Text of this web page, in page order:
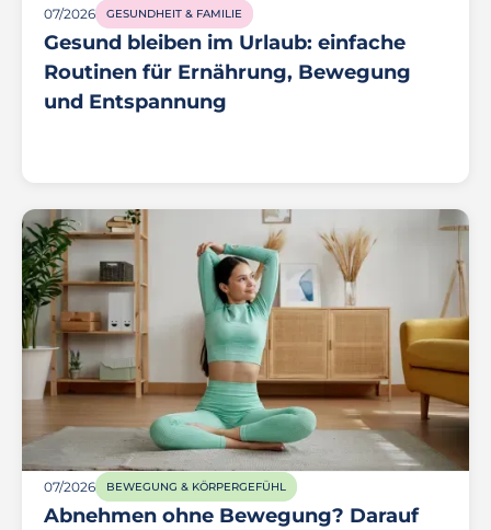
07/2026 GESUNDHEIT & FAMILIE
Gesund bleiben im Urlaub: einfache
Routinen für Ernährung, Bewegung
und Entspannung
07/2026 BEWEGUNG & KÖRPERGEFÜHL
Abnehmen ohne Bewegung? Darauf